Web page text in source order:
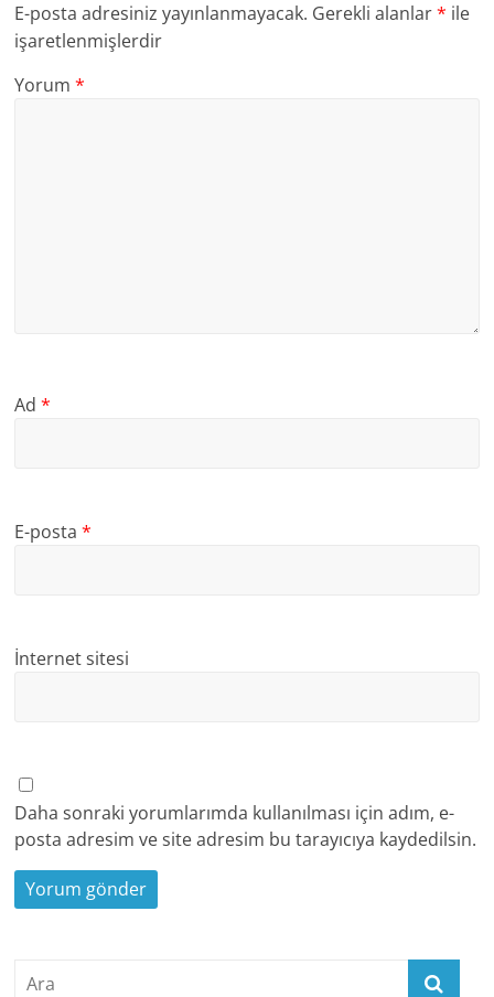
E-posta adresiniz yayınlanmayacak. Gerekli alanlar* ile
işaretlenmişlerdir
Yorum*
Ad*
E-posta*
İnternet sitesi
Daha sonraki yorumlarımda kullanılması için adım, e-
posta adresim ve site adresim bu tarayıcıya kaydedilsin.